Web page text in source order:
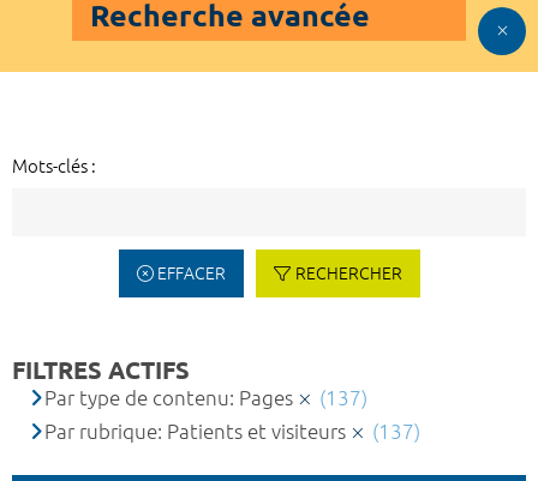
Recherche avancée
Mots-clés :
EFFACER RECHERCHER
FILTRES ACTIFS
Par type de contenu: Pages
(137)
Par rubrique: Patients et visiteurs
(137)